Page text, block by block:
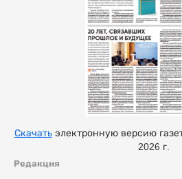
Редакция
Скачатьэлектронную версию
2026 г.